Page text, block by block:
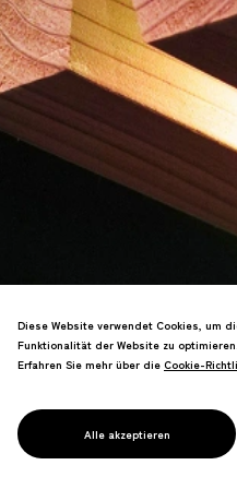
PROJECT
KINOWA
Diese Website verwendet Cookies, um
Funktionalität der Website zu optimieren.
Erfahren Sie mehr über die Cookie-
Cookie-
Alle akzeptieren